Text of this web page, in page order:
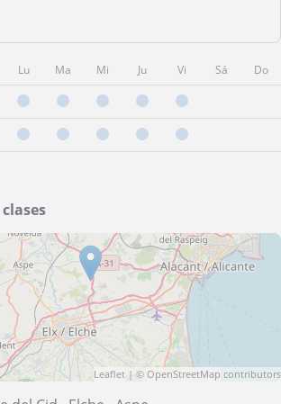
Lu Ma Mi Ju Vi Sá Do
Leaflet | © OpenStreetMap contributors